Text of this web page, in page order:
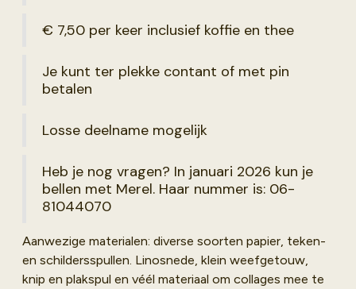
€ 7,50 per keer inclusief koffie en thee
Je kunt ter plekke contant of met pin
betalen
Losse deelname mogelijk
Heb je nog vragen? In januari 2026 kun je
bellen met Merel. Haar nummer is: 06-
81044070
Aanwezige materialen: diverse soorten papier, teken-
en schildersspullen. Linosnede, klein weefgetouw,
knip en plakspul en véél materiaal om collages mee te